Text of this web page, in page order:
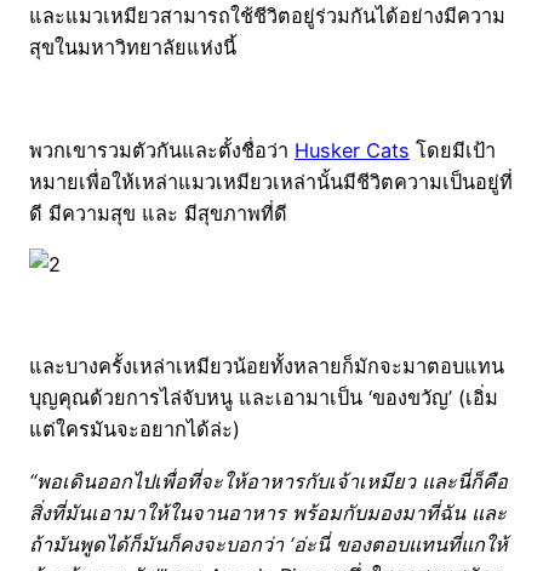
และแมวเหมียวสามารถใช้ชีวิตอยู่ร่วมกันได้อย่างมีความ
สุขในมหาวิทยาลัยแห่งนี้
พวกเขารวมตัวกันและตั้งชื่อว่า Husker Cats โดยมีเป้า
หมายเพื่อให้เหล่าแมวเหมียวเหล่านั้นมีชีวิตความเป็นอยู่ที่
ดี มีความสุข และ มีสุขภาพที่ดี
และบางครั้งเหล่าเหมียวน้อยทั้งหลายก็มักจะมาตอบแทน
บุญคุณด้วยการไล่จับหนู และเอามาเป็น ‘ของขวัญ’ (เอิ่ม
แต่ใครมันจะอยากได้ล่ะ)
“พอเดินออกไปเพื่อที่จะให้อาหารกับเจ้าเหมียว และนี่ก็คือ
สิ่งที่มันเอามาให้ในจานอาหาร พร้อมกับมองมาที่ฉัน และ
ถ้ามันพูดได้ก็มันก็คงจะบอกว่า ‘อ่ะนี่ ของตอบแทนที่แกให้